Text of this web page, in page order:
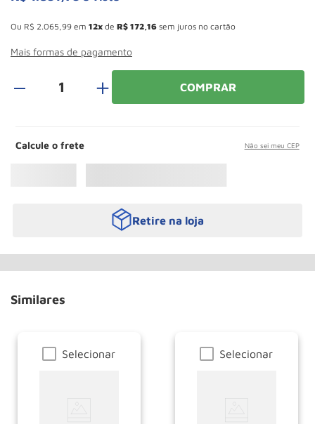
Ou R$ 2.065 99 em 12 de R$ 172 16 sem juros no cartão
Mais formas de pagamento
＋ COMPRAR
Calcule o frete Não sei meu CEP
Retire na loja
Similares
Selecionar Selecionar